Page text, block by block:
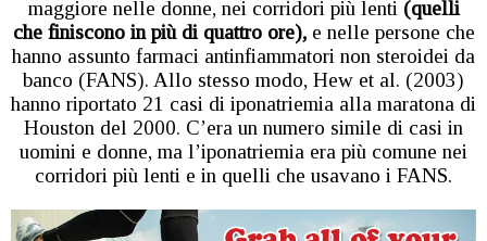
maggiore nelle donne, nei corridori più lenti(quelli
che finiscono in più di quattro ore),e nelle persone che
hanno assunto farmaci antinfiammatori non steroidei da
banco (FANS). Allo stesso modo, Hew et al. (2003)
hanno riportato 21 casi di iponatriemia alla maratona di
Houston del 2000. C’era un numero simile di casi in
uomini e donne, ma l’iponatriemia era più comune nei
corridori più lenti e in quelli che usavano i FANS.